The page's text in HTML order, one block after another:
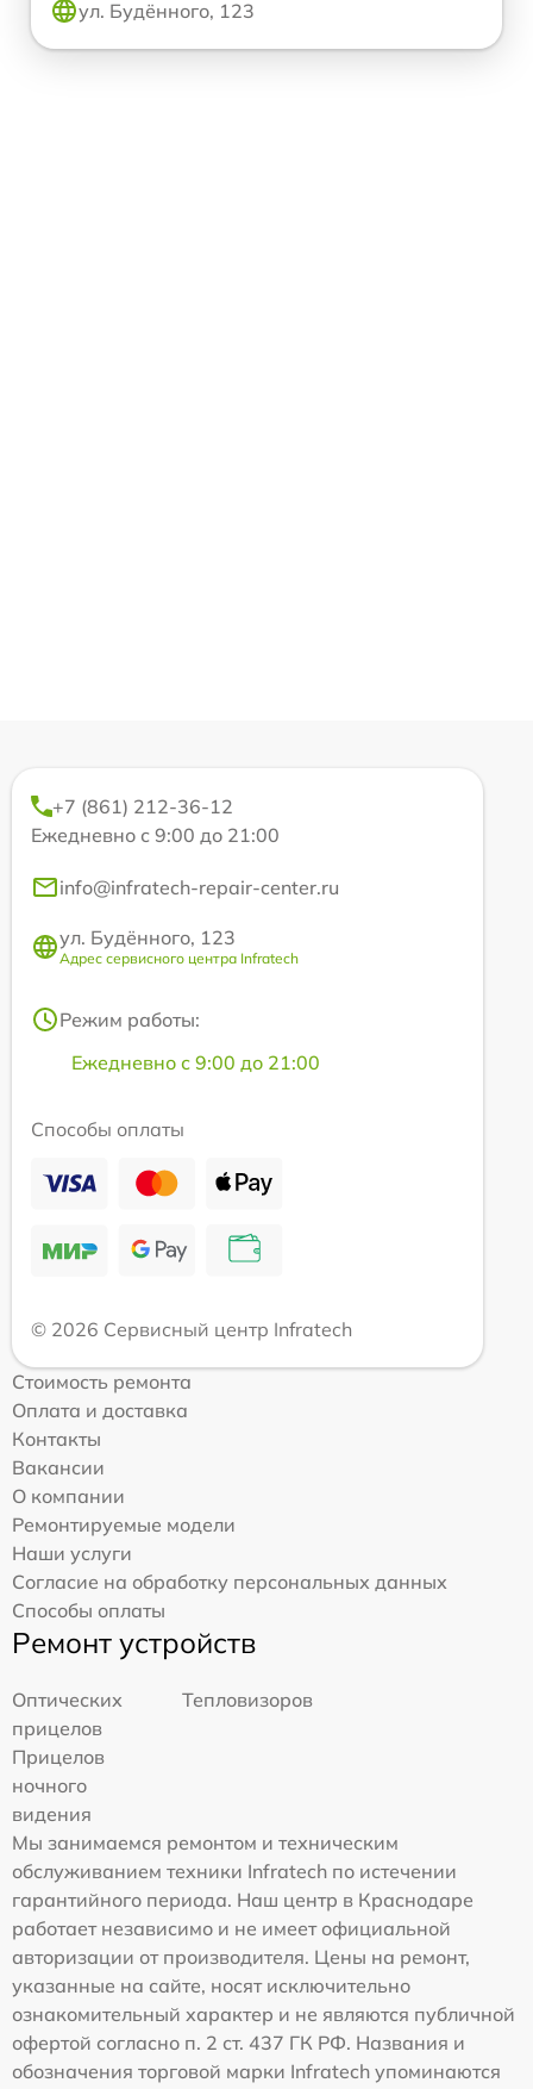
ул. Будённого, 123
+7 (861) 212-36-12
Ежедневно с 9:00 до 21:00
info@infratech-repair-center.ru
ул. Будённого, 123
Адрес сервисного центра Infratech
Режим работы:
Ежедневно с 9:00 до 21:00
Способы оплаты
© 2026 Сервисный центр Infratech
Стоимость ремонта
Оплата и доставка
Контакты
Вакансии
О компании
Ремонтируемые модели
Наши услуги
Согласие на обработку персональных данных
Способы оплаты
Ремонт устройств
Оптических
прицелов
Тепловизоров
Прицелов
ночного
видения
Мы занимаемся ремонтом и техническим
обслуживанием техники Infratech по истечении
гарантийного периода. Наш центр в Краснодаре
работает независимо и не имеет официальной
авторизации от производителя. Цены на ремонт,
указанные на сайте, носят исключительно
ознакомительный характер и не являются публичной
офертой согласно п. 2 ст. 437 ГК РФ. Названия и
обозначения торговой марки Infratech упоминаются